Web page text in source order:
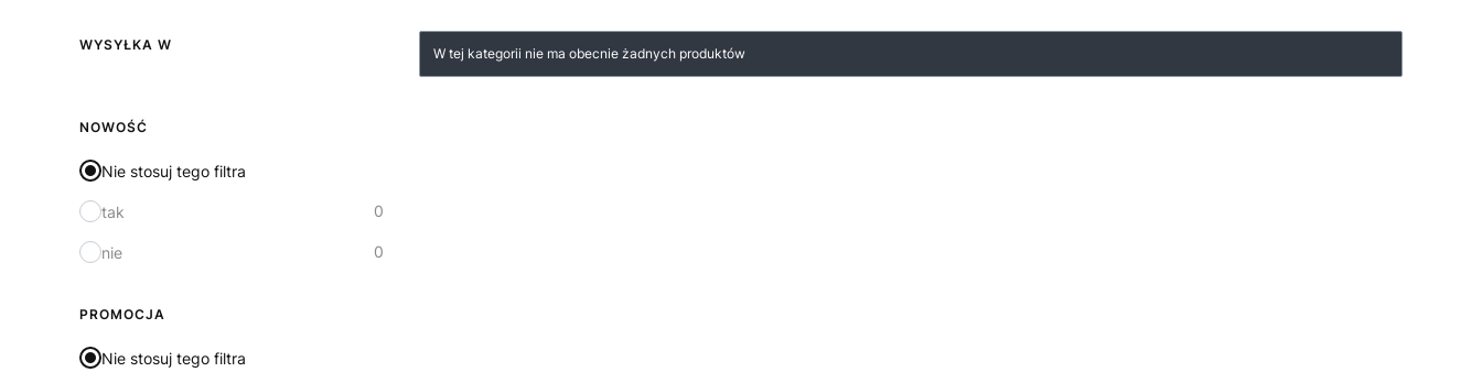
WYSYŁKA W
NOWOŚĆ
Nie stosuj tego filtra
tak 0
nie 0
PROMOCJA
Nie stosuj tego filtra
Lista produktów
W tej kategorii nie ma obecnie żadnych produktów